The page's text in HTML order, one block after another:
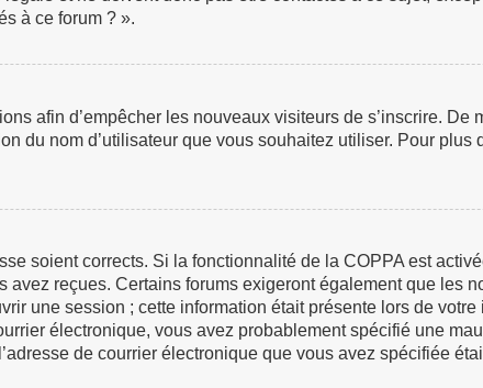
à ce forum ? ».
afin d’empêcher les nouveaux visiteurs de s’inscrire. De
du nom d’utilisateur que vous souhaitez utiliser. Pour
soient corrects. Si la fonctionnalité de la COPPA est
reçues. Certains forums exigeront également que les
une session ; cette information était présente lors de
électronique, vous avez probablement spécifié une
de courrier électronique que vous avez spécifiée